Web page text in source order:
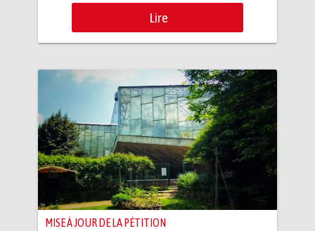
Lire
MISE À JOUR DE LA PÉTITION